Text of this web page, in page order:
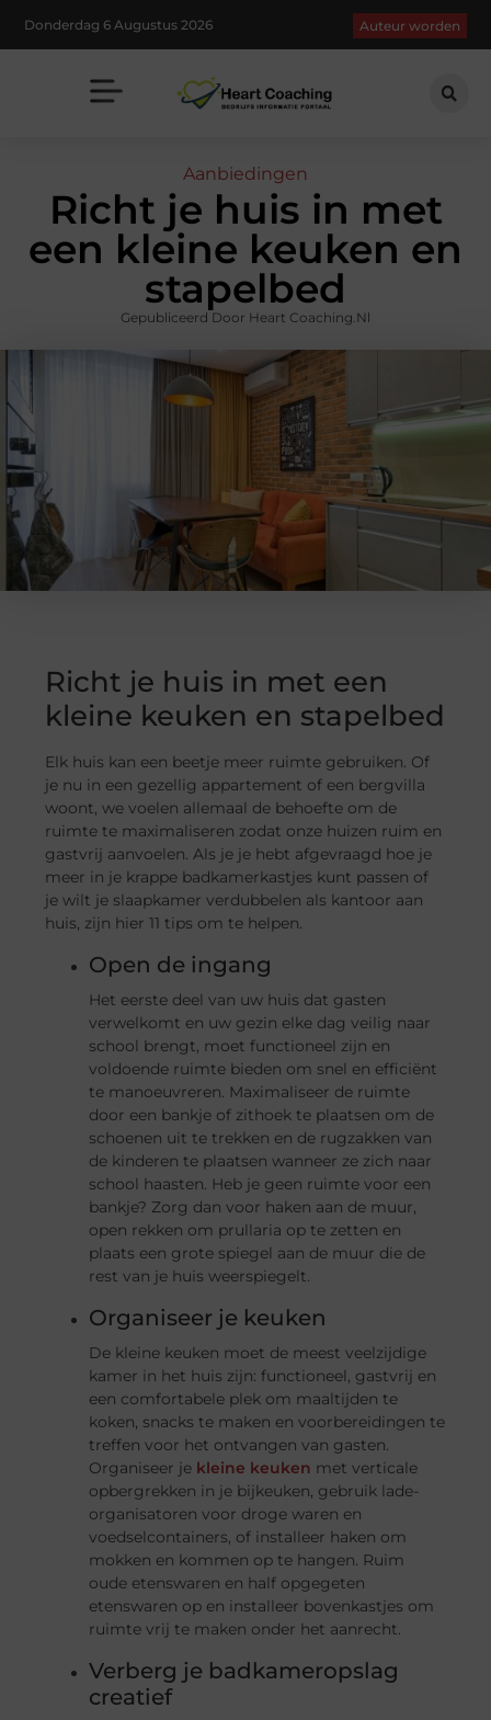
Donderdag 6 Augustus 2026 Auteur worden
Aanbiedingen
Richt je huis in met
een kleine keuken en
stapelbed
Gepubliceerd Door Heart Coaching.nl
Richt je huis in met een
kleine keuken en stapelbed
Elk huis kan een beetje meer ruimte gebruiken. Of
je nu in een gezellig appartement of een bergvilla
woont, we voelen allemaal de behoefte om de
ruimte te maximaliseren zodat onze huizen ruim en
gastvrij aanvoelen. Als je je hebt afgevraagd hoe je
meer in je krappe badkamerkastjes kunt passen of
je wilt je slaapkamer verdubbelen als kantoor aan
huis, zijn hier 11 tips om te helpen.
Open de ingang
Het eerste deel van uw huis dat gasten
verwelkomt en uw gezin elke dag veilig naar
school brengt, moet functioneel zijn en
voldoende ruimte bieden om snel en efficiënt
te manoeuvreren. Maximaliseer de ruimte
door een bankje of zithoek te plaatsen om de
schoenen uit te trekken en de rugzakken van
de kinderen te plaatsen wanneer ze zich naar
school haasten. Heb je geen ruimte voor een
bankje? Zorg dan voor haken aan de muur,
open rekken om prullaria op te zetten en
plaats een grote spiegel aan de muur die de
rest van je huis weerspiegelt.
Organiseer je keuken
De kleine keuken moet de meest veelzijdige
kamer in het huis zijn: functioneel, gastvrij en
een comfortabele plek om maaltijden te
koken, snacks te maken en voorbereidingen te
treffen voor het ontvangen van gasten.
Organiseer je kleine keuken met verticale
opbergrekken in je bijkeuken, gebruik lade-
organisatoren voor droge waren en
voedselcontainers, of installeer haken om
mokken en kommen op te hangen. Ruim
oude etenswaren en half opgegeten
etenswaren op en installeer bovenkastjes om
ruimte vrij te maken onder het aanrecht.
Verberg je badkameropslag
creatief